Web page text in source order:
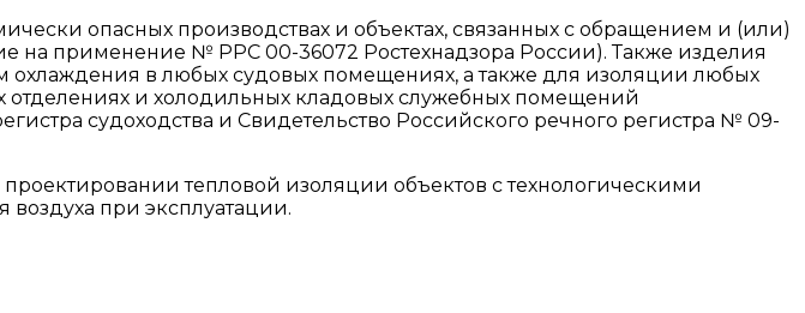
опасных производствах и объектах, связанных с обращением и (или)
на применение № РРС 00-36072 Ростехнадзора России). Также изделия
охлаждения в любых судовых помещениях, а также для изоляции любых
отделениях и холодильных кладовых служебных помещений
судоходства и Свидетельство Российского речного регистра № 09-
тепловой изоляции объектов с технологическими
при эксплуатации.